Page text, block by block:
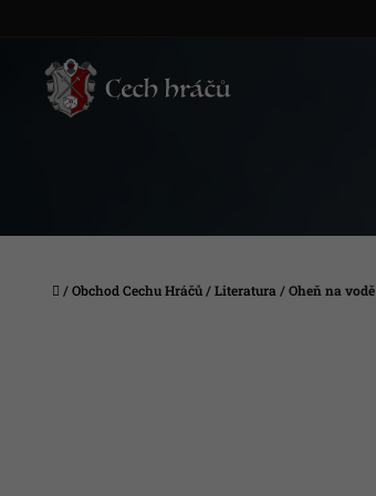
Domů
/Obchod Cechu Hráčů/Literatura/Oheň na vodě